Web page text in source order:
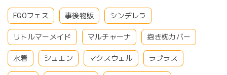
FGOフェス 事後物販 シンデレラ
リトルマーメイド マルチャーナ 抱き枕カバー
水着 シュエン マクスウェル ラプラス